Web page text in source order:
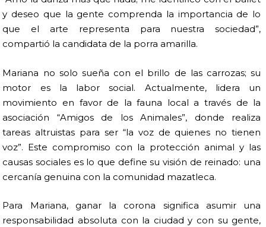
y deseo que la gente comprenda la importancia de lo
que el arte representa para nuestra sociedad”,
compartió la candidata de la porra amarilla.
Mariana no solo sueña con el brillo de las carrozas; su
motor es la labor social. Actualmente, lidera un
movimiento en favor de la fauna local a través de la
asociación “Amigos de los Animales”, donde realiza
tareas altruistas para ser “la voz de quienes no tienen
voz”. Este compromiso con la protección animal y las
causas sociales es lo que define su visión de reinado: una
cercanía genuina con la comunidad mazatleca.
Para Mariana, ganar la corona significa asumir una
responsabilidad absoluta con la ciudad y con su gente,